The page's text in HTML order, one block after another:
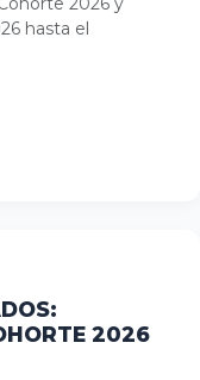
hasta el
2026